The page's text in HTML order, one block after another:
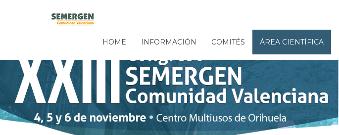
HOME INFORMACIÓN COMITÉS ÁREA CIENTÍFICA